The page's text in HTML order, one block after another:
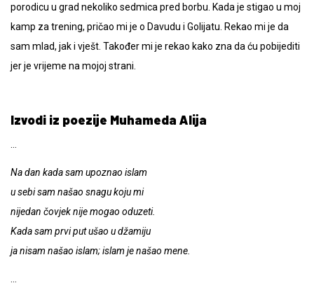
porodicu u grad nekoliko sedmica pred borbu. Kada je stigao u moj
kamp za trening, pričao mi je o Davudu i Golijatu. Rekao mi je da
sam mlad, jak i vješt. Također mi je rekao kako zna da ću pobijediti
jer je vrijeme na mojoj strani.
Izvodi iz poezije Muhameda Alija
Na dan kada sam upoznao islam
u sebi sam našao snagu koju mi
nijedan čovjek nije mogao oduzeti.
Kada sam prvi put ušao u džamiju
ja nisam našao islam; islam je našao mene.